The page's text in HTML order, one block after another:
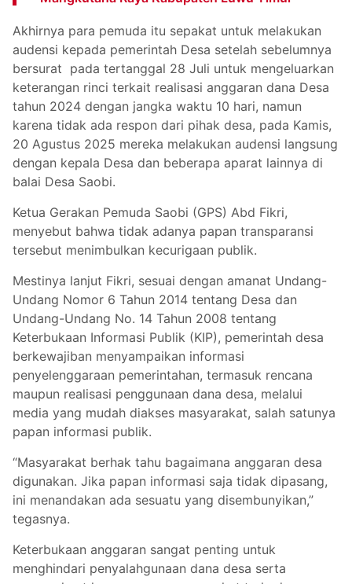
Akhirnya para pemuda itu sepakat untuk melakukan
audensi kepada pemerintah Desa setelah sebelumnya
bersurat pada tertanggal 28 Juli untuk mengeluarkan
keterangan rinci terkait realisasi anggaran dana Desa
tahun 2024 dengan jangka waktu 10 hari, namun
karena tidak ada respon dari pihak desa, pada Kamis,
20 Agustus 2025 mereka melakukan audensi langsung
dengan kepala Desa dan beberapa aparat lainnya di
balai Desa Saobi.
Ketua Gerakan Pemuda Saobi (GPS) Abd Fikri,
menyebut bahwa tidak adanya papan transparansi
tersebut menimbulkan kecurigaan publik.
Mestinya lanjut Fikri, sesuai dengan amanat Undang-
Undang Nomor 6 Tahun 2014 tentang Desa dan
Undang-Undang No. 14 Tahun 2008 tentang
Keterbukaan Informasi Publik (KIP), pemerintah desa
berkewajiban menyampaikan informasi
penyelenggaraan pemerintahan, termasuk rencana
maupun realisasi penggunaan dana desa, melalui
media yang mudah diakses masyarakat, salah satunya
papan informasi publik.
“Masyarakat berhak tahu bagaimana anggaran desa
digunakan. Jika papan informasi saja tidak dipasang,
ini menandakan ada sesuatu yang disembunyikan,”
tegasnya.
Keterbukaan anggaran sangat penting untuk
menghindari penyalahgunaan dana desa serta